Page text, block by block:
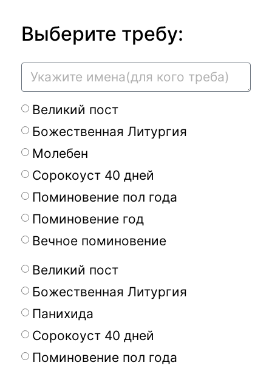
Выберите требу:
Великий пост
Божественная Литургия
Молебен
Сорокоуст 40 дней
Поминовение пол года
Поминовение год
Вечное поминовение
Великий пост
Божественная Литургия
Панихида
Сорокоуст 40 дней
Поминовение пол года